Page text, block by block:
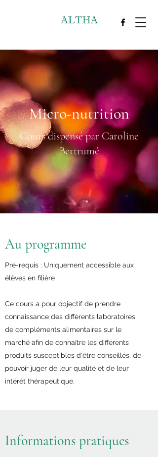
Micro-nutrition
Cours dispensé par Caroline
Bertrumé
Au programme
Pré-requis : Uniquement accessible aux
élèves en filière
Ce cours a pour objectif de prendre
connaissance des différents laboratoires
de compléments alimentaires sur le
marché afin de connaître les différents
produits susceptibles d'être conseillés, de
pouvoir juger de leur qualité et de leur
intérêt thérapeutique.​
Informations pratiques